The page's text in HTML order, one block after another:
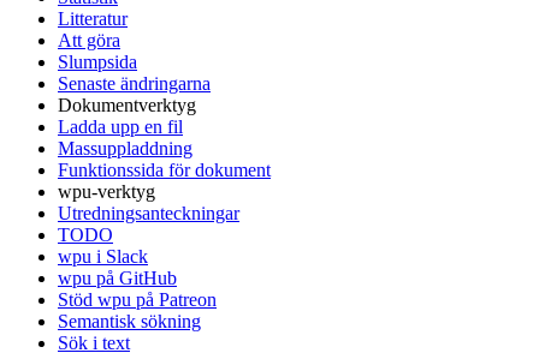
Litteratur
Att göra
Slumpsida
Senaste ändringarna
Dokumentverktyg
Ladda upp en fil
Massuppladdning
Funktionssida för dokument
wpu-verktyg
Utredningsanteckningar
TODO
wpu i Slack
wpu på GitHub
Stöd wpu på Patreon
Semantisk sökning
Sök i text